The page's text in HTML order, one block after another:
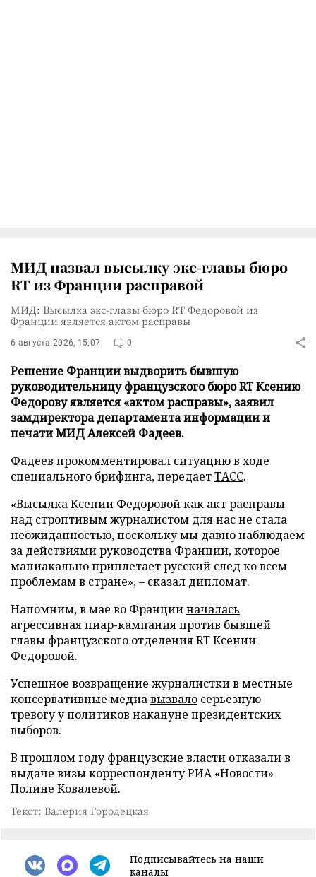
МИД назвал высылку экс-главы бюро
RT из Франции расправой
МИД: Высылка экс-главы бюро RT Федоровой из
Франции является актом расправы
6 августа 2026, 15:07 0
Решение Франции выдворить бывшую
руководительницу французского бюро RT Ксению
Федорову является «актом расправы», заявил
замдиректора департамента информации и
печати МИД Алексей Фадеев.
Фадеев прокомментировал ситуацию в ходе
специального брифинга, передаетТАСС.
«Высылка Ксении Федоровой как акт расправы
над строптивым журналистом для нас не стала
неожиданностью, поскольку мы давно наблюдаем
за действиями руководства Франции, которое
маниакально приплетает русский след ко всем
проблемам в стране», – сказал дипломат.
Напомним, в мае во Францииначалась
агрессивная пиар-кампания против бывшей
главы французского отделения RT Ксении
Федоровой.
Успешное возвращение журналистки в местные
консервативные медиавызвало серьезную
тревогу у политиков накануне президентских
выборов.
В прошлом году французские власти отказалив
выдаче визы корреспонденту РИА «Новости»
Полине Ковалевой.
Текст: Валерия Городецкая
Подписывайтесь на наши
каналы